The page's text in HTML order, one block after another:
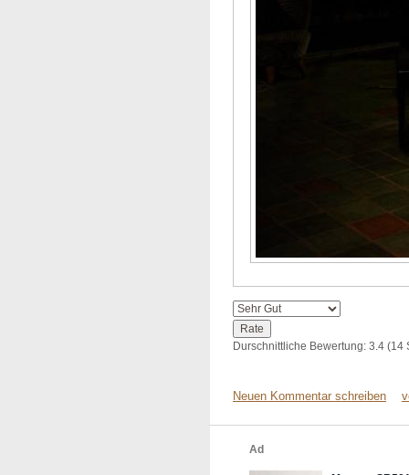
Durschnittliche Bewertung: 3.4 (14
Neuen Kommentar schreiben